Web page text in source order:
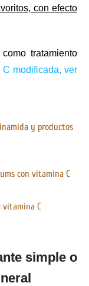
con efecto
tratamiento
C modificada, ver
y productos
con vitamina C
vitamina C
simple o